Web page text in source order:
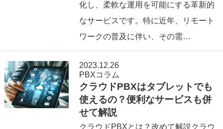
化し、柔軟な運用を可能にする革新的
なサービスです。特に近年、リモート
ワークの普及に伴い、その需…
2023.12.26
PBXコラム
クラウドPBXはタブレットでも
使えるの？便利なサービスも併
せて解説
クラウドPBXとは？改めて解説クラウ